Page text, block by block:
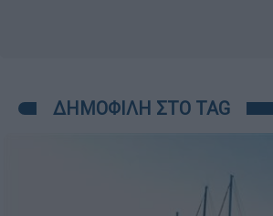
ΔΗΜΟΦΙΛΗ ΣΤΟ TAG